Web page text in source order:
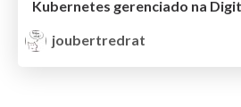
joubertredrat